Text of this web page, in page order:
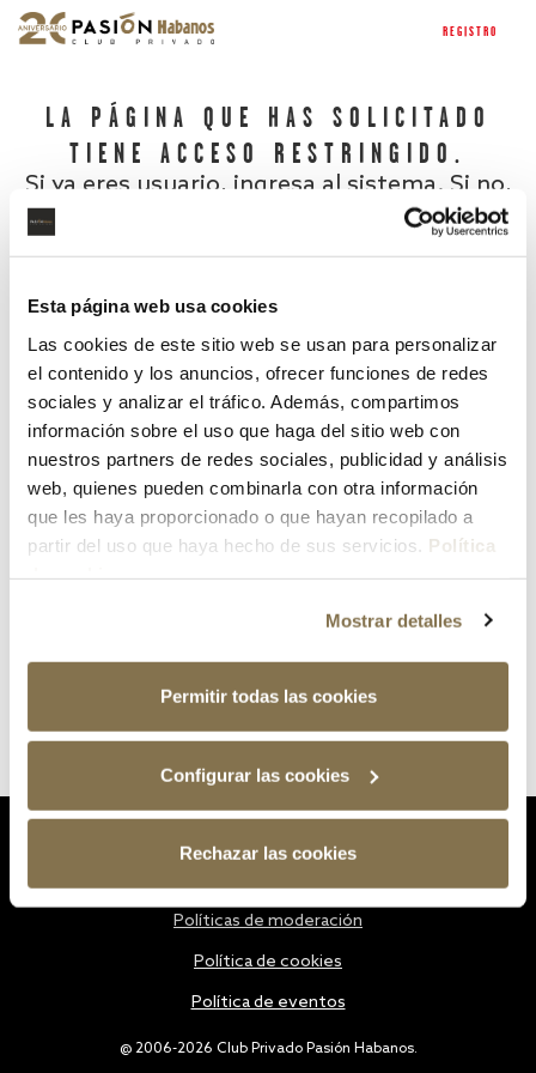
Esta página web usa cookies
Las cookies de este sitio web se usan para personalizar
el contenido y los anuncios, ofrecer funciones de redes
sociales y analizar el tráfico. Además, compartimos
información sobre el uso que haga del sitio web con
nuestros partners de redes sociales, publicidad y análisis
web, quienes pueden combinarla con otra información
que les haya proporcionado o que hayan recopilado a
partir del uso que haya hecho de sus servicios. Política
Mostrar detalles
Permitir todas las cookies
Configurar las cookies
Rechazar las cookies
REGISTRO
LA PÁGINA QUE HAS SOLICITADO
TIENE ACCESO RESTRINGIDO.
Si ya eres usuario, ingresa al sistema. Si no,
¿Has olvidado tu contraseña?
@ 2006-2026 Club Privado Pasión Habanos.
Políticas de moderación
Política de cookies
Política de eventos